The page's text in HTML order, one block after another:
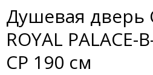
Душевая дверь
ROYAL PALACE-
CP 190 см